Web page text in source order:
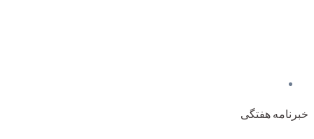
خبرنامه هفتگی